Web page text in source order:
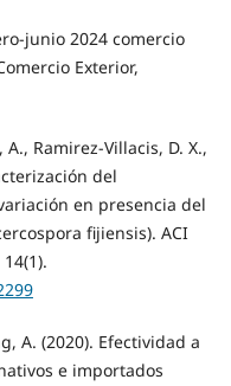
junio 2024 comercio
Exterior,
Ramirez-Villacis, D. X.,
del
en presencia del
fijiensis). ACI
A. (2020). Efectividad a
e importados